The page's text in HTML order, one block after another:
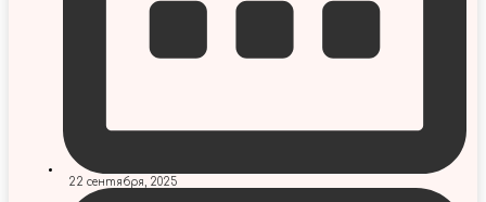
22 сентября, 2025